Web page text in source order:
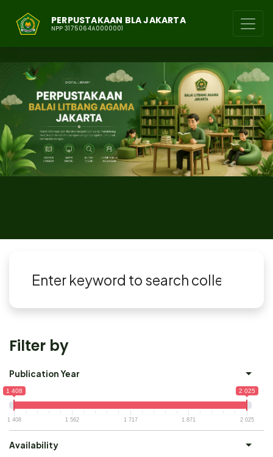
PERPUSTAKAAN BLA JAKARTA
NPP 3175064A0000001
Filter by
Publication Year
1 408 2 025
1 408 1 562 1 717 1 871 2 025
Availability